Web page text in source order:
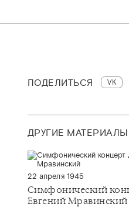
ПОДЕЛИТЬСЯ VK
ДРУГИЕ МАТЕРИАЛЫ
22 апреля 1945
Симфонический
Евгений Мравинский